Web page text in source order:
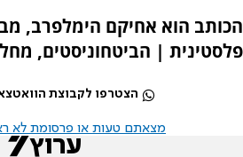
הכותב הוא אחיקם הימלפרב,
פלסטינית | הביטחוניסטים,
הצטרפו לקבוצת
מצאתם טעות או פרסומת לא